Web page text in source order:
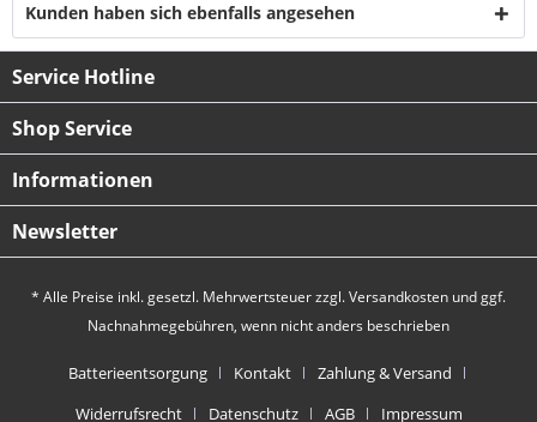
Kunden haben sich ebenfalls angesehen
Service Hotline
Shop Service
Informationen
Newsletter
* Alle Preise inkl. gesetzl. Mehrwertsteuer zzgl.Versandkosten und ggf.
Nachnahmegebühren, wenn nicht anders beschrieben
Batterieentsorgung Kontakt
Zahlung & Versand
Widerrufsrecht
Datenschutz AGB Impressum